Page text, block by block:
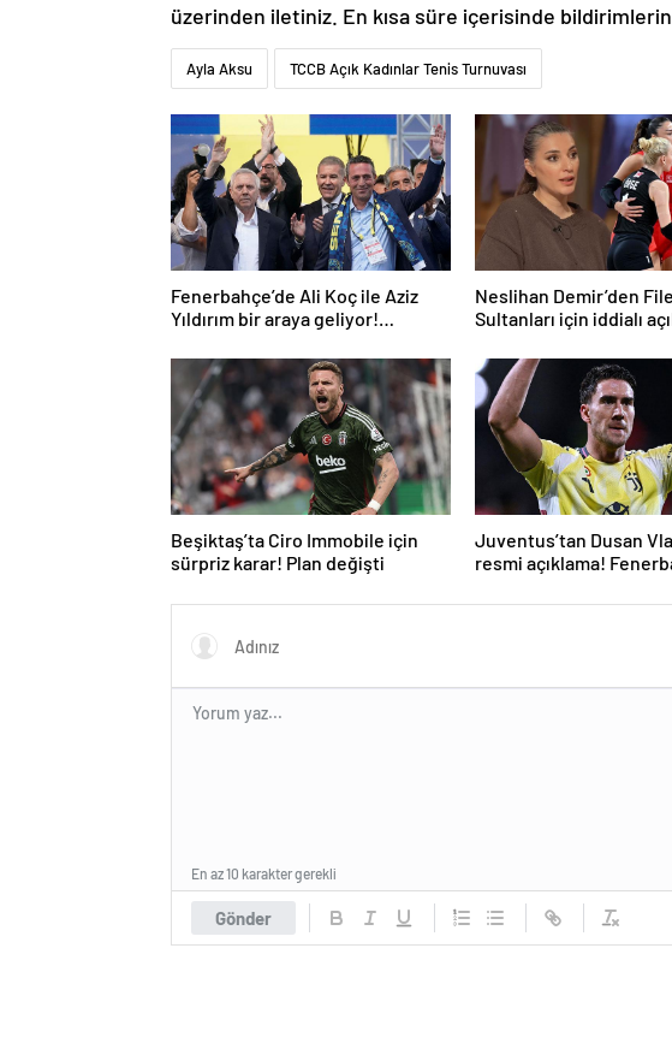
üzerinden iletiniz. En kısa süre içerisinde
Ayla Aksu TCCB Açık Kadınlar Tenis Turnuvası
Fenerbahçe’de Ali Koç ile Aziz
Yıldırım bir araya geliyor!
Neslihan Demir’den
Sultanları için iddialı
Beşiktaş’ta Ciro Immobile için
sürpriz karar! Plan değişti
Juventus’tan Dusan
resmi açıklama!
Gönder
En az 10 karakter gerekli